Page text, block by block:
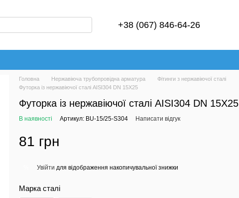
+38 (067) 846-64-26
Головна Нержавіюча трубопровідна арматура
Фітинги з нержавіючої сталі
Футорка із нержавіючої сталі AISI304 DN 15Х25
Футорка із нержавіючої сталі AISI304 DN 15Х25
В наявності Артикул: BU-15/25-S304 Написати відгук
81 грн
Увійти для відображення накопичувальної знижки
Марка сталі